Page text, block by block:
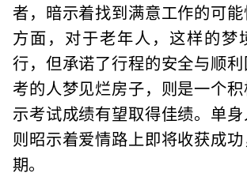
者，暗示着找到满意工作的可
方面，对于老年人，这样的梦
行，但承诺了行程的安全与顺
考的人梦见烂房子，则是一个
示考试成绩有望取得佳绩。单身
则昭示着爱情路上即将收获成
期。